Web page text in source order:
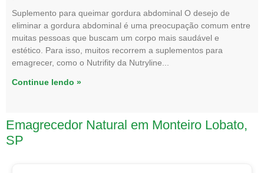
Suplemento para queimar gordura abdominal O desejo de
eliminar a gordura abdominal é uma preocupação comum entre
muitas pessoas que buscam um corpo mais saudável e
estético. Para isso, muitos recorrem a suplementos para
emagrecer, como o Nutrifity da Nutryline
Continue lendo »
Emagrecedor Natural em Monteiro Lobato,
SP